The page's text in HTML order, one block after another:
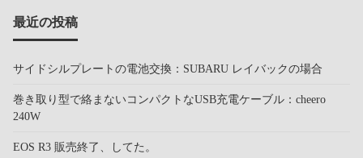
最近の投稿
サイドシルプレートの電池交換：SUBARU レイバックの場合
巻き取り型で絡まないコンパクトなUSB充電ケーブル：cheero
240W
EOS R3 販売終了、してた。